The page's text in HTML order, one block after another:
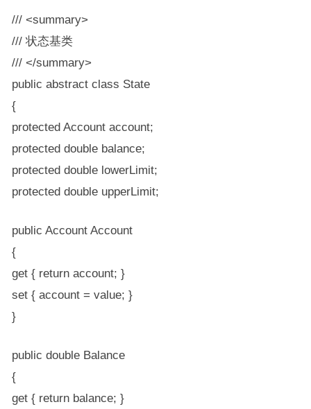
/// <summary>
/// 状态基类
/// </summary>
public abstract class State
{
protected Account account;
protected double balance;
protected double lowerLimit;
protected double upperLimit;
public Account Account
{
get { return account; }
set { account = value; }
}
public double Balance
{
get { return balance; }